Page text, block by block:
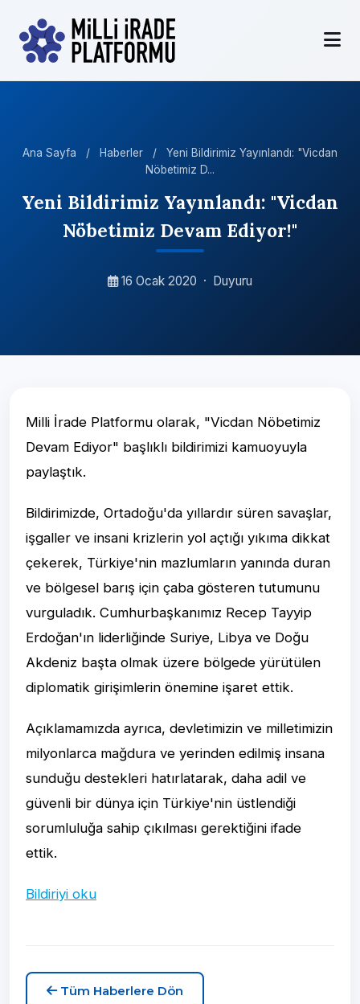
Ana Sayfa / Haberler /
Yeni Bildirimiz Yayınlandı: "Vicdan
Nöbetimiz D...
Yeni Bildirimiz Yayınlandı: "Vicdan
Nöbetimiz Devam Ediyor!"
16 Ocak 2020 · Duyuru
Milli İrade Platformu olarak, "Vicdan Nöbetimiz
Devam Ediyor" başlıklı bildirimizi kamuoyuyla
paylaştık.
Bildirimizde, Ortadoğu'da yıllardır süren savaşlar,
işgaller ve insani krizlerin yol açtığı yıkıma dikkat
çekerek, Türkiye'nin mazlumların yanında duran
ve bölgesel barış için çaba gösteren tutumunu
vurguladık. Cumhurbaşkanımız Recep Tayyip
Erdoğan'ın liderliğinde Suriye, Libya ve Doğu
Akdeniz başta olmak üzere bölgede yürütülen
diplomatik girişimlerin önemine işaret ettik.
Açıklamamızda ayrıca, devletimizin ve milletimizin
milyonlarca mağdura ve yerinden edilmiş insana
sunduğu destekleri hatırlatarak, daha adil ve
güvenli bir dünya için Türkiye'nin üstlendiği
sorumluluğa sahip çıkılması gerektiğini ifade
ettik.
Bildiriyi oku
Tüm Haberlere Dön